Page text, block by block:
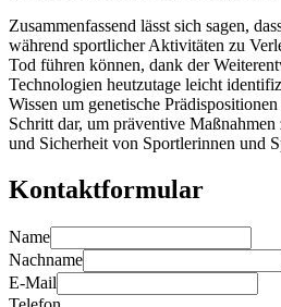
Zusammenfassend lässt sich sagen,
während sportlicher Aktivitäten zu
Tod führen können, dank der
Technologien heutzutage leicht
Wissen um genetische
Schritt dar, um präventive
und Sicherheit von Sportlerinnen und
Kontaktformular
Name
Nachname
E-Mail